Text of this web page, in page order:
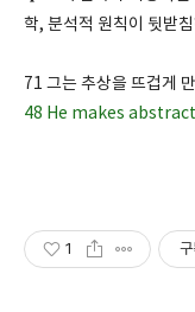
학, 분석적 원칙이 뒷받
71 그는 추상을 뜨겁게
48 He makes
1 구